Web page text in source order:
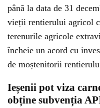
până la data de 31
vieții rentierului agricol
terenurile agricole
încheie un acord cu
de moștenitorii
Ieșenii pot viza
obține subvenția